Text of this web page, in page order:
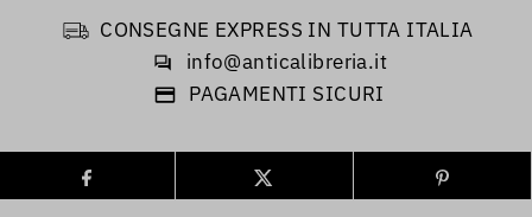
CONSEGNE EXPRESS IN TUTTA ITALIA
info@anticalibreria.it
PAGAMENTI SICURI